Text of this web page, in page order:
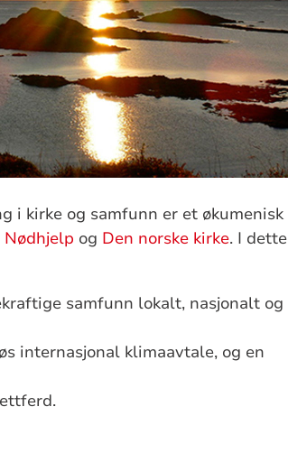
i kirke og samfunn er et økumenisk
Nødhjelp og Den norske kirke. I dette
samfunn lokalt, nasjonalt og
internasjonal klimaavtale, og en